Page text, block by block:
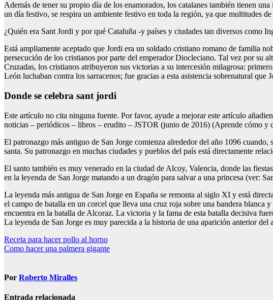
Además de tener su propio día de los enamorados, los catalanes también tienen
un día festivo, se respira un ambiente festivo en toda la región, ya que multitudes
¿Quién era Sant Jordi y por qué Cataluña -y países y ciudades tan diversos como
Está ampliamente aceptado que Jordi era un soldado cristiano romano de familia
persecución de los cristianos por parte del emperador Diocleciano. Tal vez por su
Cruzadas, los cristianos atribuyeron sus victorias a su intercesión milagrosa:
León luchaban contra los sarracenos; fue gracias a esta asistencia sobrenatural que
Donde se celebra sant jordi
Este artículo no cita ninguna fuente. Por favor, ayude a mejorar este artículo
noticias – periódicos – libros – erudito – JSTOR (junio de 2016) (Aprende cómo y
El patronazgo más antiguo de San Jorge comienza alrededor del año 1096
santa. Su patronazgo en muchas ciudades y pueblos del país está directamente
El santo también es muy venerado en la ciudad de Alcoy, Valencia, donde las
en la leyenda de San Jorge matando a un dragón para salvar a una princesa (ver:
La leyenda más antigua de San Jorge en España se remonta al siglo XI y está
el campo de batalla en un corcel que lleva una cruz roja sobre una bandera blanca
encuentra en la batalla de Alcoraz. La victoria y la fama de esta batalla decisiva
La leyenda de San Jorge es muy parecida a la historia de una aparición anterior
Navegación
de
Receta para hacer pollo al horno
Como hacer una palmera gigante
Por Roberto Miralles
Entrada relacionada